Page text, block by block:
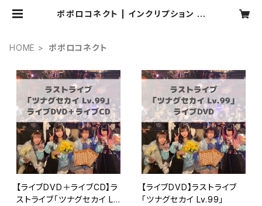
ポポロコネクト | インクリプション オ
HOME ポポロコネクト
【ライブDVD＋ライブCD】ラ
ストライブ「ツナグセカイ Lv.
【ライブDVD】ラストライブ
「ツナグセカイ Lv.99」